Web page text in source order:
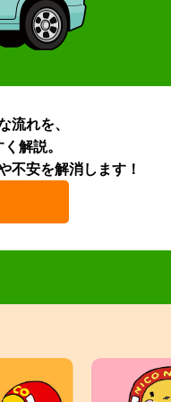
流れを、
解説。
不安を解消します！